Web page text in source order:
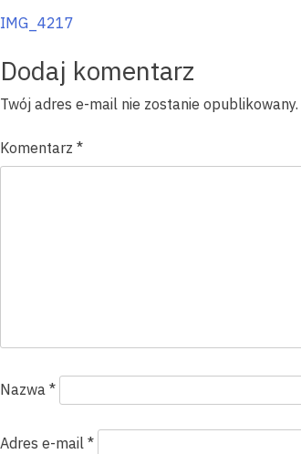
Nawigacja
wpisu
IMG_4217
Dodaj komentarz
Twój adres e-mail nie zostanie opublikowany.
Komentarz *
Nazwa *
Adres e-mail *